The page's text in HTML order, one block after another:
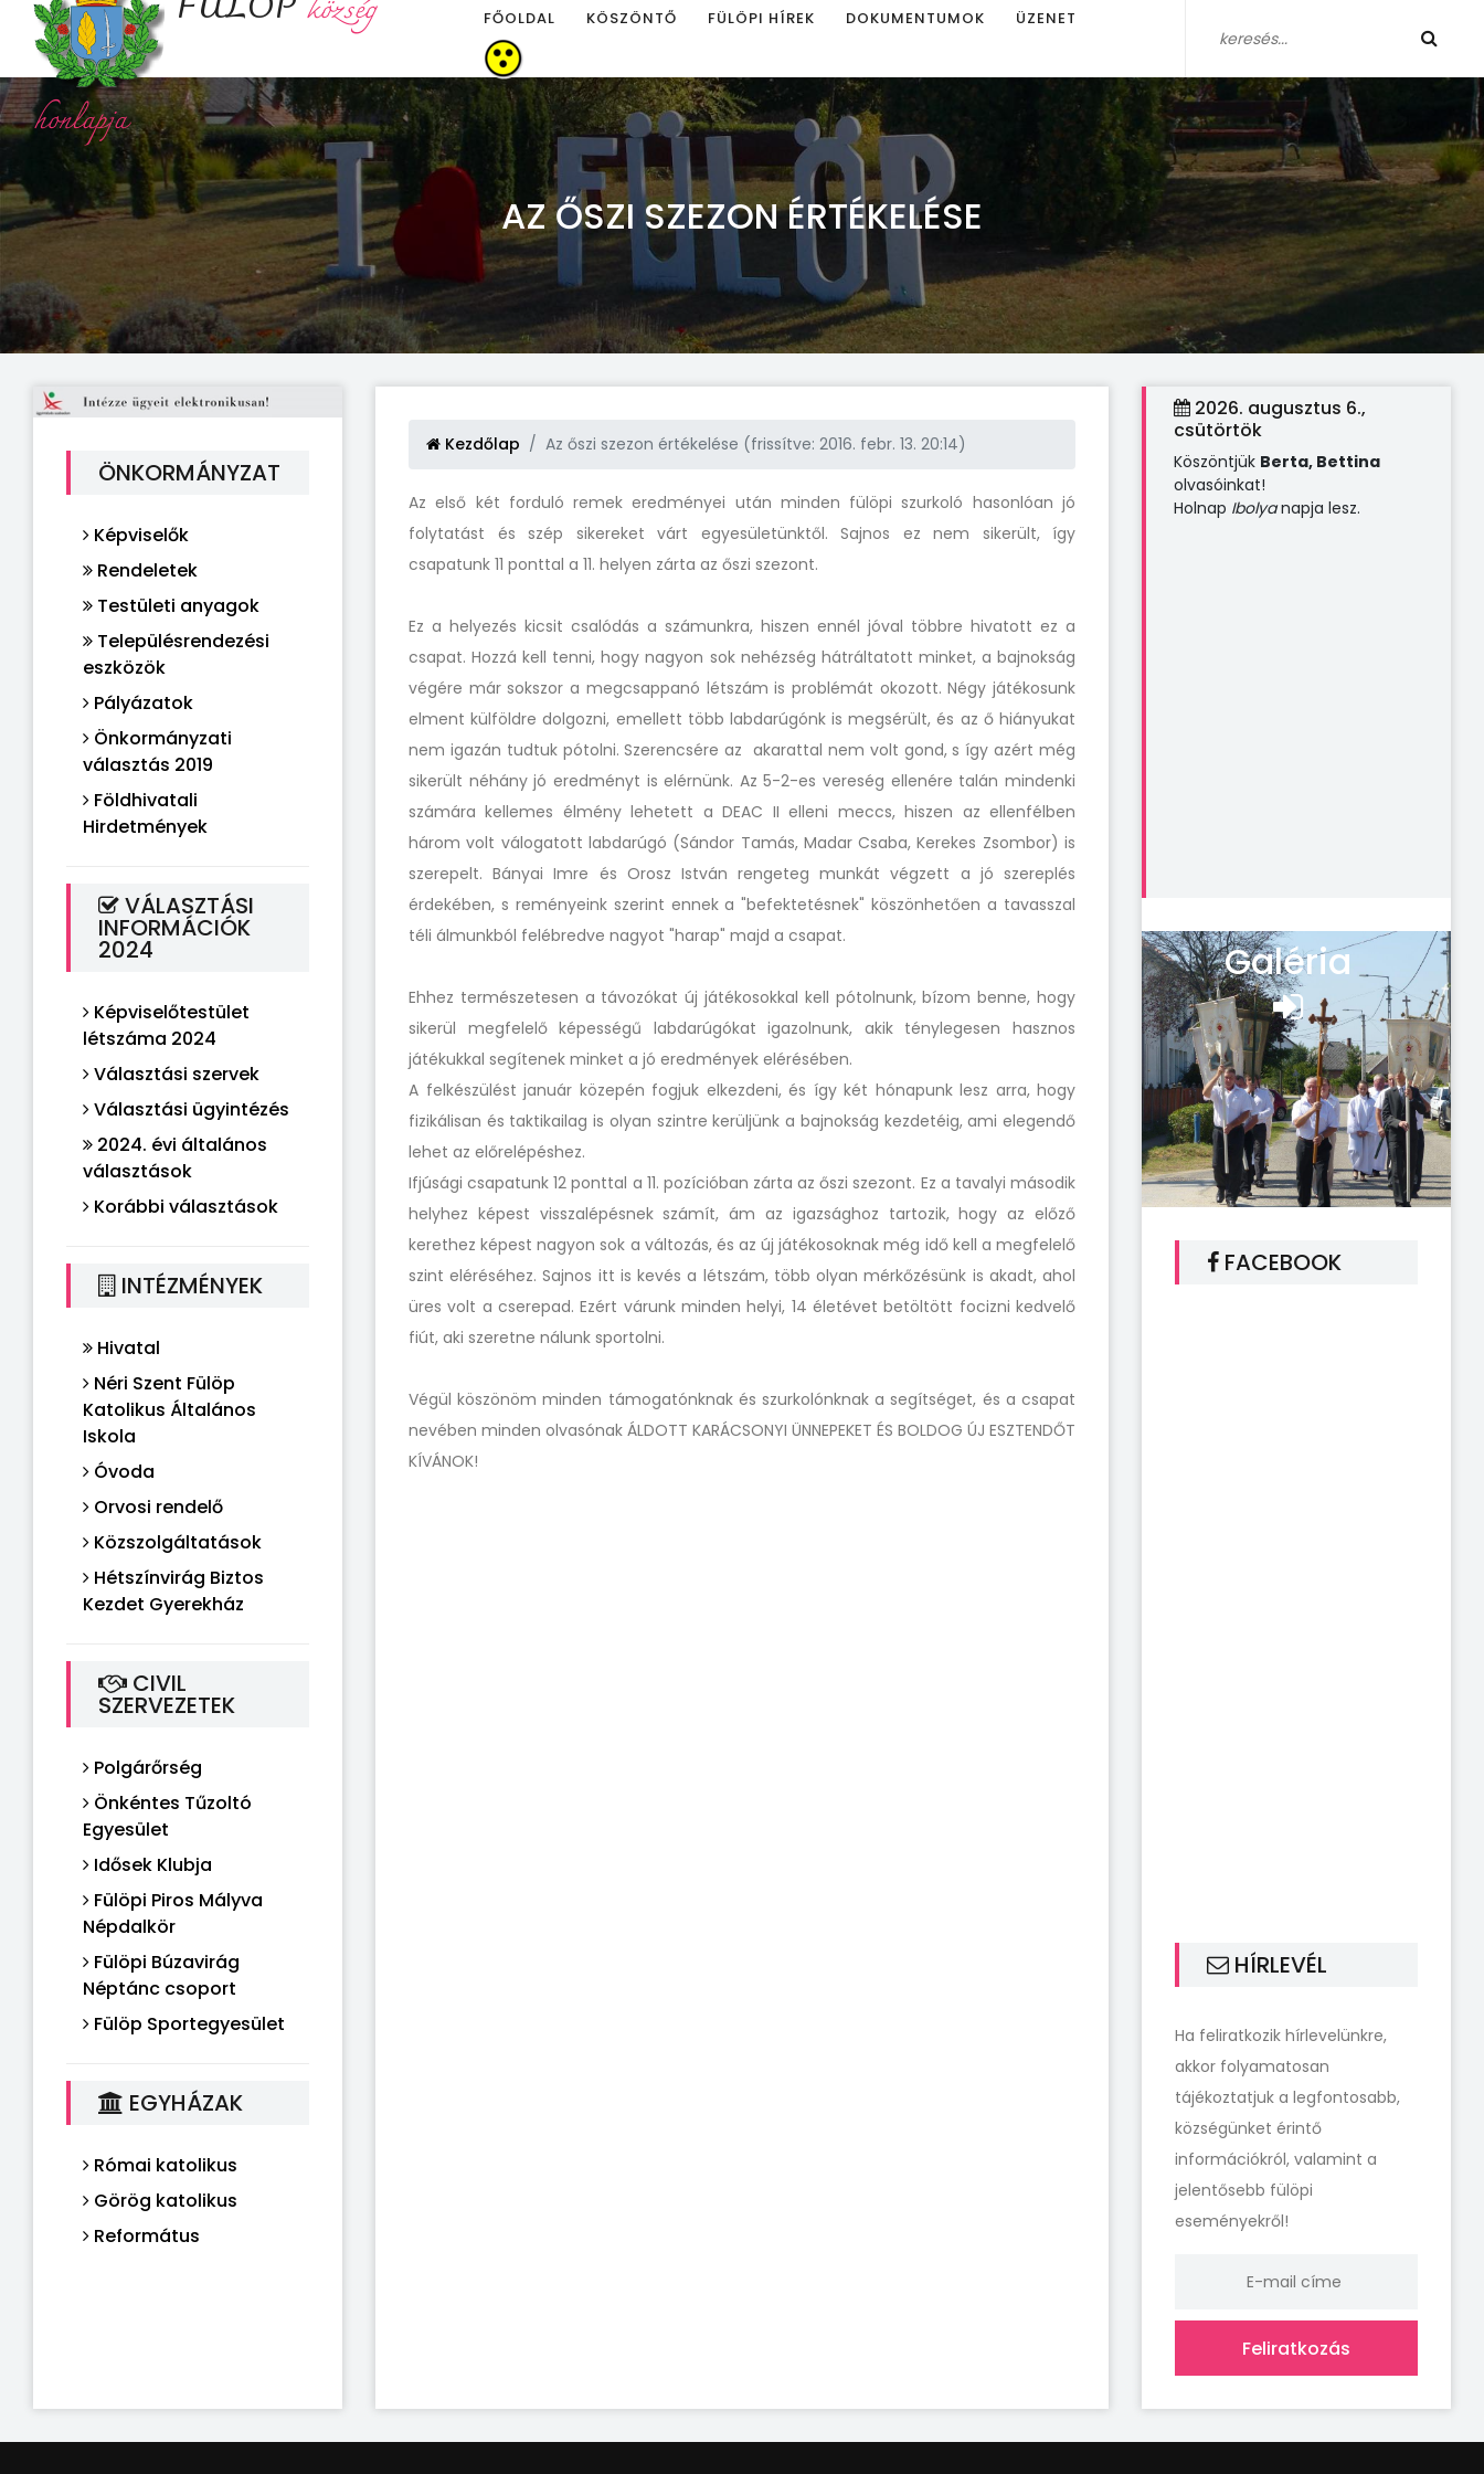
község
honlapja
FŐOLDAL KÖSZÖNTŐ FÜLÖPI HÍREK DOKUMENTUMOK ÜZENET
AZ ŐSZI SZEZON ÉRTÉKELÉSE
ÖNKORMÁNYZAT
Képviselők
Rendeletek
Testületi anyagok
Településrendezési
eszközök
Pályázatok
Önkormányzati
választás 2019
Földhivatali
Hirdetmények
VÁLASZTÁSI
INFORMÁCIÓK
2024
Képviselőtestület
létszáma 2024
Választási szervek
Választási ügyintézés
2024. évi általános
választások
Korábbi választások
INTÉZMÉNYEK
Hivatal
Néri Szent Fülöp
Katolikus Általános
Iskola
Óvoda
Orvosi rendelő
Közszolgáltatások
Hétszínvirág Biztos
Kezdet Gyerekház
CIVIL
SZERVEZETEK
Polgárőrség
Önkéntes Tűzoltó
Egyesület
Idősek Klubja
Fülöpi Piros Mályva
Népdalkör
Fülöpi Búzavirág
Néptánc csoport
Fülöp Sportegyesület
EGYHÁZAK
Római katolikus
Görög katolikus
Református
Kezdőlap Az őszi szezon értékelése (frissítve: 2016. febr. 13. 20:14)
Az első két forduló remek eredményei után minden fülöpi szurkoló hasonlóan jó
folytatást és szép sikereket várt egyesületünktől. Sajnos ez nem sikerült, így
csapatunk 11 ponttal a 11. helyen zárta az őszi szezont.
Ez a helyezés kicsit csalódás a számunkra, hiszen ennél jóval többre hivatott ez a
csapat. Hozzá kell tenni, hogy nagyon sok nehézség hátráltatott minket, a bajnokság
végére már sokszor a megcsappanó létszám is problémát okozott. Négy játékosunk
elment külföldre dolgozni, emellett több labdarúgónk is megsérült, és az ő hiányukat
nem igazán tudtuk pótolni. Szerencsére az akarattal nem volt gond, s így azért még
sikerült néhány jó eredményt is elérnünk. Az 5-2-es vereség ellenére talán mindenki
számára kellemes élmény lehetett a DEAC II elleni meccs, hiszen az ellenfélben
három volt válogatott labdarúgó (Sándor Tamás, Madar Csaba, Kerekes Zsombor) is
szerepelt. Bányai Imre és Orosz István rengeteg munkát végzett a jó szereplés
érdekében, s reményeink szerint ennek a "befektetésnek" köszönhetően a tavasszal
téli álmunkból felébredve nagyot "harap" majd a csapat.
Ehhez természetesen a távozókat új játékosokkal kell pótolnunk, bízom benne, hogy
sikerül megfelelő képességű labdarúgókat igazolnunk, akik ténylegesen hasznos
játékukkal segítenek minket a jó eredmények elérésében.
A felkészülést január közepén fogjuk elkezdeni, és így két hónapunk lesz arra, hogy
fizikálisan és taktikailag is olyan szintre kerüljünk a bajnokság kezdetéig, ami elegendő
lehet az előrelépéshez.
Ifjúsági csapatunk 12 ponttal a 11. pozícióban zárta az őszi szezont. Ez a tavalyi második
helyhez képest visszalépésnek számít, ám az igazsághoz tartozik, hogy az előző
kerethez képest nagyon sok a változás, és az új játékosoknak még idő kell a megfelelő
szint eléréséhez. Sajnos itt is kevés a létszám, több olyan mérkőzésünk is akadt, ahol
üres volt a cserepad. Ezért várunk minden helyi, 14 életévet betöltött focizni kedvelő
fiút, aki szeretne nálunk sportolni.
Végül köszönöm minden támogatónknak és szurkolónknak a segítséget, és a csapat
nevében minden olvasónak ÁLDOTT KARÁCSONYI ÜNNEPEKET ÉS BOLDOG ÚJ ESZTENDŐT
KÍVÁNOK!
2026. augusztus 6.,
csütörtök
Köszöntjük Berta, Bettina
olvasóinkat!
Holnap Ibolyanapja lesz.
Galéria
FACEBOOK
HÍRLEVÉL
Ha feliratkozik hírlevelünkre,
akkor folyamatosan
tájékoztatjuk a legfontosabb,
községünket érintő
információkról, valamint a
jelentősebb fülöpi
eseményekről!
Feliratkozás